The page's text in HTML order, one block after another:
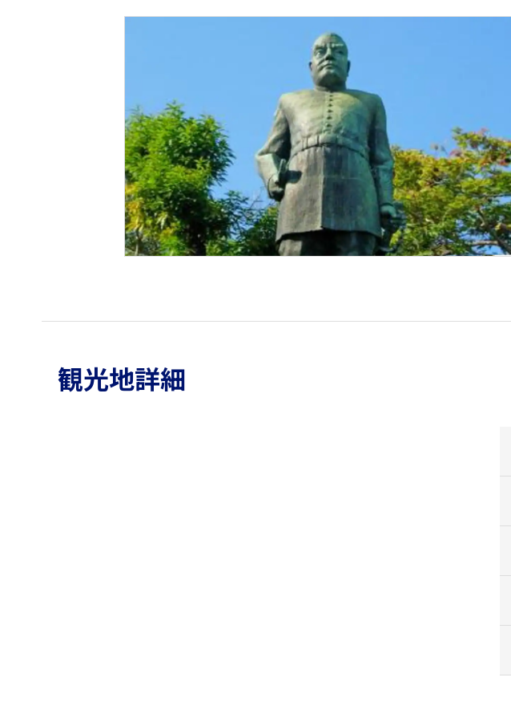
観光地詳細